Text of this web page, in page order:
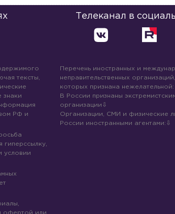
Телеканал в
тексты,
знаки
РФ и
гиперссылку,
условии
офертой или
Перечень иностранных и
неправительственных
которых признана нежелательной:
В России признаны
организации
Организации, СМИ и физические
России иностранными агентами: